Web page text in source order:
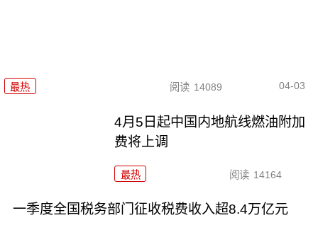
最热 阅读 14089 04-03
4月5日起中国内地航线燃油附加
费将上调
最热 阅读 14164
一季度全国税务部门征收税费收入超8.4万亿元